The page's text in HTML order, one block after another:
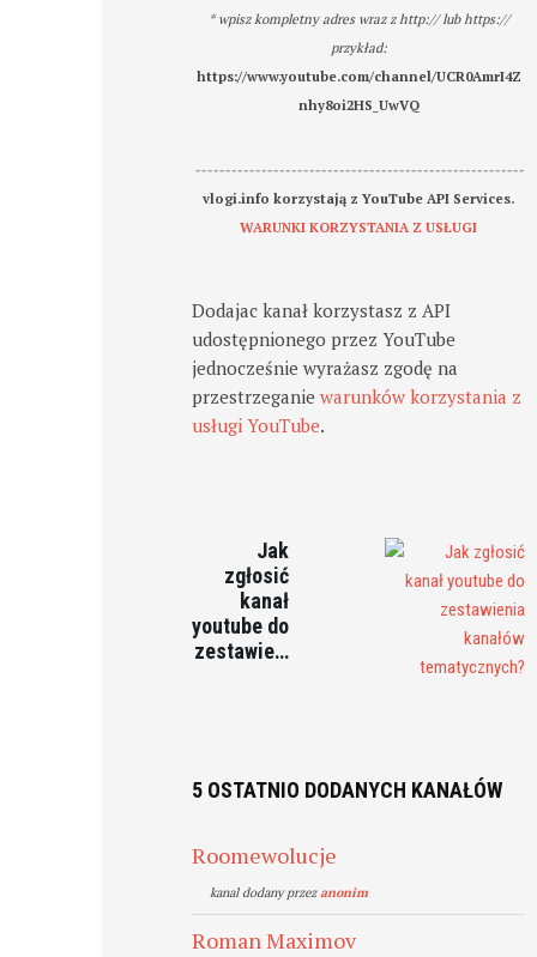
* wpisz kompletny adres wraz z http:// lub https://
przykład:
https://www.youtube.com/channel/UCR0AmrI4Z
nhy8oi2HS_UwVQ
-------------------------------------------------------
vlogi.info korzystają z YouTube API Services.
WARUNKI KORZYSTANIA Z USŁUGI
Dodajac kanał korzystasz z API
udostępnionego przez YouTube
jednocześnie wyrażasz zgodę na
przestrzeganiewarunków korzystania z
usługi YouTube.
Jak
zgłosić
kanał
youtube do
zestawie…
5 OSTATNIO DODANYCH KANAŁÓW
Roomewolucje
kanal dodany przezanonim
Roman Maximov